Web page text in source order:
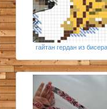
гайтан гердан из бисера